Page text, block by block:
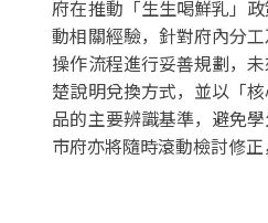
府在推動「生生喝鮮乳」
動相關經驗，針對府內分
操作流程進行妥善規劃，
楚說明兌換方式，並以「
品的主要辨識基準，避免學
市府亦將隨時滾動檢討修正